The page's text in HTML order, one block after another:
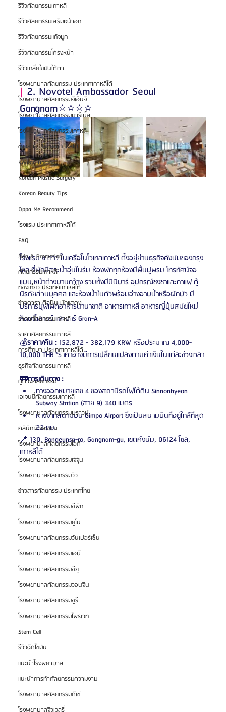
รีวิวศัลยกรรมเกาหลี
รีวิวศัลยกรรมเสริมหน้าอก
รีวิวศัลยกรรมแก้จมูก
รีวิวศัลยกรรมโครงหน้า
รีวิวเกลี่ยไขมันใต้ตา
โรงพยาบาลศัลยกรรม ประเทศเกาหลีใต้
โรงพยาบาลศัลยกรรมจีเอ็นจี
โรงพยาบาลศัลยกรรมมาร์เบิ้ล
โรงพยาบาลศัลยกรรมเกาหลี
ข่าวสาร ประเทศเกาหลีใต้
Korean Doctor
Korean Plastic Surgery
Korean Beauty Tips
Oppa Me Recommend
โรงแรม ประเทศเกาหลีใต้
FAQ
Skin & Promotion
ศัลยกรรมเกาหลี
ท่องเที่ยว ประเทศเกาหลีใต้
ข่าวดารา ศิลปิน นักแสดง
ราคาศัลยกรรมเกาหลี
ราคาศัลยกรรมเกาหลี
การศึกษา ประเทศเกาหลีใต้
ธุรกิจศัลยกรรมเกาหลี
ดูดวงศัลยกรรม
เอเจนซี่ศัลยกรรมเกาหลี
โรงพยาบาลศัลยกรรมบราวน์
คลินิกผิวพรรณ
โรงพยาบาลศัลยกรรมไอดี
โรงพยาบาลศัลยกรรมเจจุน
โรงพยาบาลศัลยกรรมวิว
ข่าวสารศัลยกรรม ประเทศไทย
โรงพยาบาลศัลยกรรมอีพิก
โรงพยาบาลศัลยกรรมยูโน
โรงพยาบาลศัลยกรรมวันเปอร์เซ็น
โรงพยาบาลศัลยกรรมเอบี
โรงพยาบาลศัลยกรรมอียู
โรงพยาบาลศัลยกรรมวอนจิน
โรงพยาบาลศัลยกรรมอูรี
โรงพยาบาลศัลยกรรมไพรเวท
Stem Cell
รีวิวฉีดไขมัน
แนะนำโรงพยาบาล
แนะนำการทำศัลยกรรมความงาม
โรงพยาบาลศัลยกรรมดีเซ่
| 2. Novotel Ambassador Seoul
Gangnam⭐️⭐️⭐️⭐️
โรงแรม 4 ดาว ในเครือโนโวเทลเกาหลี ตั้งอยู่ย่านธุรกิจคังนัมของกรุง
โซล ที่พักมีสระน้ำอุ่นในร่ม ห้องพักทุกห้องมีพื้นปูพรม โทรทัศน์จอ
แบน หน้าต่างบานกว้าง รวมทั้งมีมินิบาร์ อุปกรณ์ชงชาและกาแฟ ตู้
นิรภัยส่วนบุคคล และห้องน้ำในตัวพร้อมอ่างอาบน้ำหรือฝักบัว มี
บริการบุฟเฟต์อาหารนานาชาติ อาหารเกาหลี อาหารญี่ปุ่นสมัยใหม่
ล็อบบี้เลานจ์ และบาร์ Gran-A
💰ราคา/คืน : 152,872 - 382,179 KRW หรือประมาณ 4,000-
10,000 THB *ราคาอาจมีการเปลี่ยนแปลงตามค่าเงินในแต่ละช่วงเวลา
🚃การเดินทาง :
ทางออกหมายเลข 4 ของสถานีรถไฟใต้ดิน Sinnonhyeon
Subway Station (สาย 9) 340 เมตร
ห่างจากสนามบิน Gimpo Airport ซึ่งเป็นสนามบินที่อยู่ใกล้ที่สุด
22 กม.
📍 130, Bongeunsa-ro, Gangnam-gu, เขตคังนัม, 06124 โซล,
เกาหลีใต้